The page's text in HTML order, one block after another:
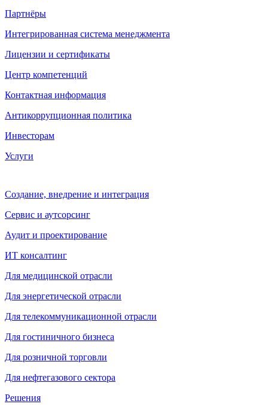
Партнёры
Интегрированная система менеджмента
Лицензии и сертификаты
Центр компетенций
Контактная информация
Антикоррупционная политика
Инвесторам
Услуги
Создание, внедрение и интеграция
Сервис и аутсорсинг
Аудит и проектирование
ИТ консалтинг
Для медицинской отрасли
Для энергетической отрасли
Для телекоммуникационной отрасли
Для гостиничного бизнеса
Для розничной торговли
Для нефтегазового сектора
Решения